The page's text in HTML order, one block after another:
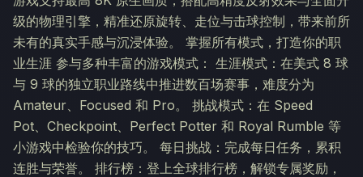
级的物理引擎，精准还原旋转、走位与击球控制，带来前所
未有的真实手感与沉浸体验。 掌握所有模式，打造你的职
业生涯 参与多种丰富的游戏模式： 生涯模式：在美式 8 球
与 9 球的独立职业路线中推进数百场赛事，难度分为
Amateur、Focused 和 Pro。 挑战模式：在 Speed
Pot、Checkpoint、Perfect Potter 和 Royal Rumble 等
小游戏中检验你的技巧。 每日挑战：完成每日任务，累积
连胜与荣誉。 排行榜：登上全球排行榜，解锁专属奖励，